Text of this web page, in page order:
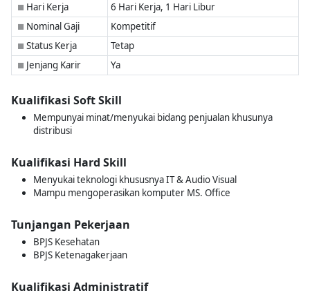
■ Hari Kerja 6 Hari Kerja, 1 Hari Libur
■ Nominal Gaji Kompetitif
■ Status Kerja Tetap
■ Jenjang Karir Ya
Kualifikasi Soft Skill
Mempunyai minat/menyukai bidang penjualan khusunya
distribusi
Kualifikasi Hard Skill
Menyukai teknologi khususnya IT & Audio Visual
Mampu mengoperasikan komputer MS. Office
Tunjangan Pekerjaan
BPJS Kesehatan
BPJS Ketenagakerjaan
Kualifikasi Administratif